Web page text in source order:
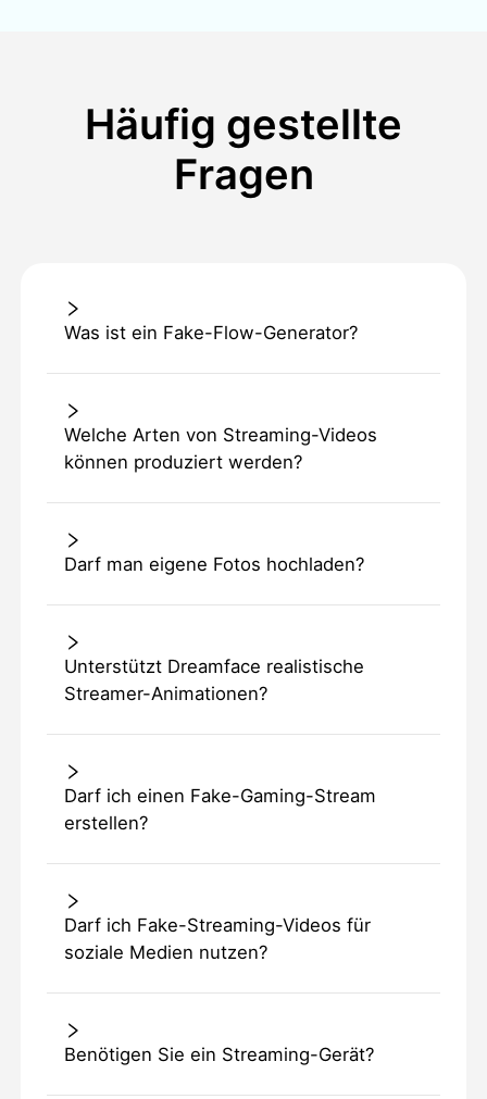
Häufig gestellte
Fragen
Was ist ein Fake-Flow-Generator?
Welche Arten von Streaming-Videos
können produziert werden?
Darf man eigene Fotos hochladen?
Unterstützt Dreamface realistische
Streamer-Animationen?
Darf ich einen Fake-Gaming-Stream
erstellen?
Darf ich Fake-Streaming-Videos für
soziale Medien nutzen?
Benötigen Sie ein Streaming-Gerät?